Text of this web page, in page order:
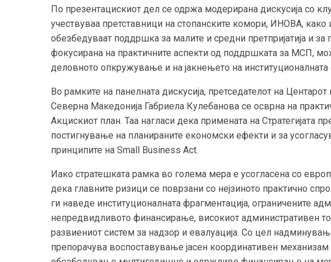
По презентацискиот дел се одржа модерирана дискусија со
учествуваа претставници на стопанските комори, ИНОВА, како
обезбедуваат поддршка за малите и средни претпријатија и
фокусирана на практичните аспекти од поддршката за МСП,
деловното опкружување и на јакнењето на институционалната
Во рамките на панелната дискусија, претседателот на
Северна Македонија Габриела Кулебанова се осврна на
Акцискиот план. Таа нагласи дека примената на Стратегијата
постигнување на планираните економски ефекти и за
принципите на Small Business Act.
Иако стратешката рамка во голема мера е усогласена со
дека главните ризици се поврзани со нејзиното практично
ги наведе институционалната фрагментација, ограничените
непредвидливото финансирање, високиот административен
развиениот систем за надзор и евалуација. Со цел
препорачува воспоставување јасен координативен механизам